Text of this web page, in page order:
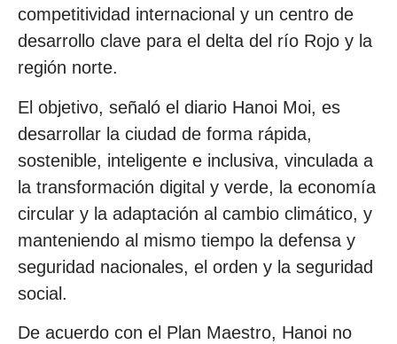
competitividad internacional y un centro de
desarrollo clave para el delta del río Rojo y la
región norte.
El objetivo, señaló el diario Hanoi Moi, es
desarrollar la ciudad de forma rápida,
sostenible, inteligente e inclusiva, vinculada a
la transformación digital y verde, la economía
circular y la adaptación al cambio climático, y
manteniendo al mismo tiempo la defensa y
seguridad nacionales, el orden y la seguridad
social.
De acuerdo con el Plan Maestro, Hanoi no